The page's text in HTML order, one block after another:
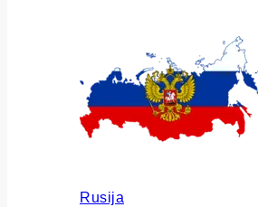
Rusija